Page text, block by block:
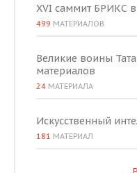
XVI саммит БРИКС
499 МАТЕРИАЛОВ
Великие воины
материалов
24 МАТЕРИАЛА
Искусственный
181 МАТЕРИАЛ